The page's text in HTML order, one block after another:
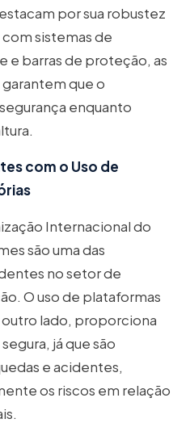
por sua robustez
sistemas de
e barras de proteção, as
que o
enquanto
com o Uso de
Internacional do
são uma das
no setor de
O uso de plataformas
outro lado, proporciona
já que são
e acidentes,
os riscos em relação